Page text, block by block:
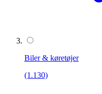
Biler & køretøjer
(1.130)